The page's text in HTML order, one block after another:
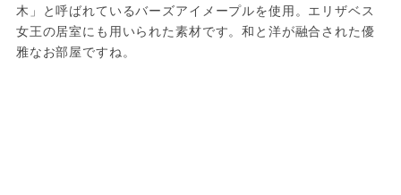
木」と呼ばれているバーズアイメープルを使用。エリザベス
女王の居室にも用いられた素材です。和と洋が融合された優
雅なお部屋ですね。